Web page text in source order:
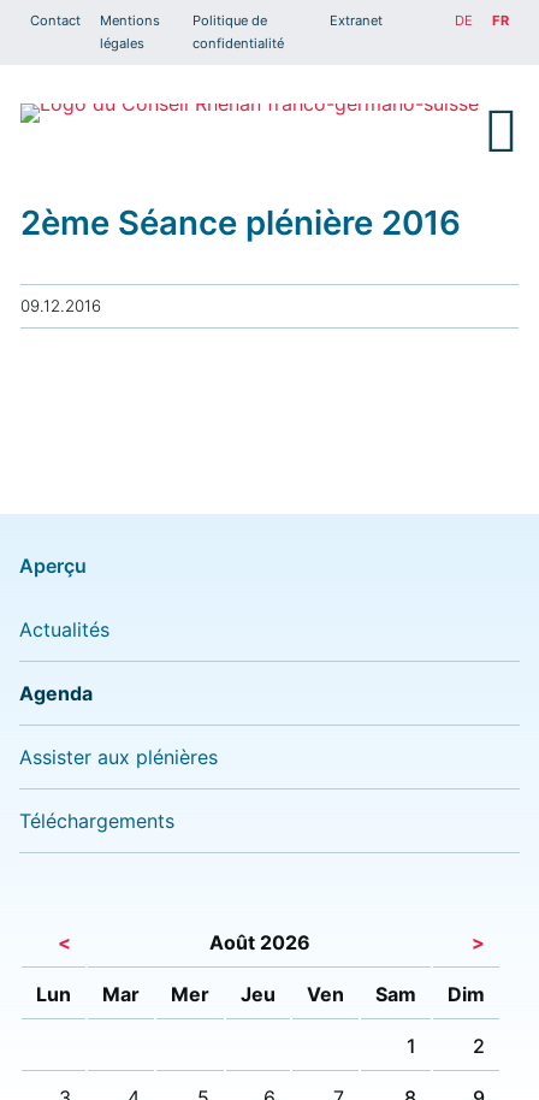
Contact
Mentions
légales
Politique de
confidentialité
Extranet DE FR
2ème Séance plénière 2016
09.12.2016
Aperçu
Actualités
Agenda
Assister aux plénières
Téléchargements
< Août 2026 >
Lun Mar Mer Jeu Ven Sam Dim
1 2